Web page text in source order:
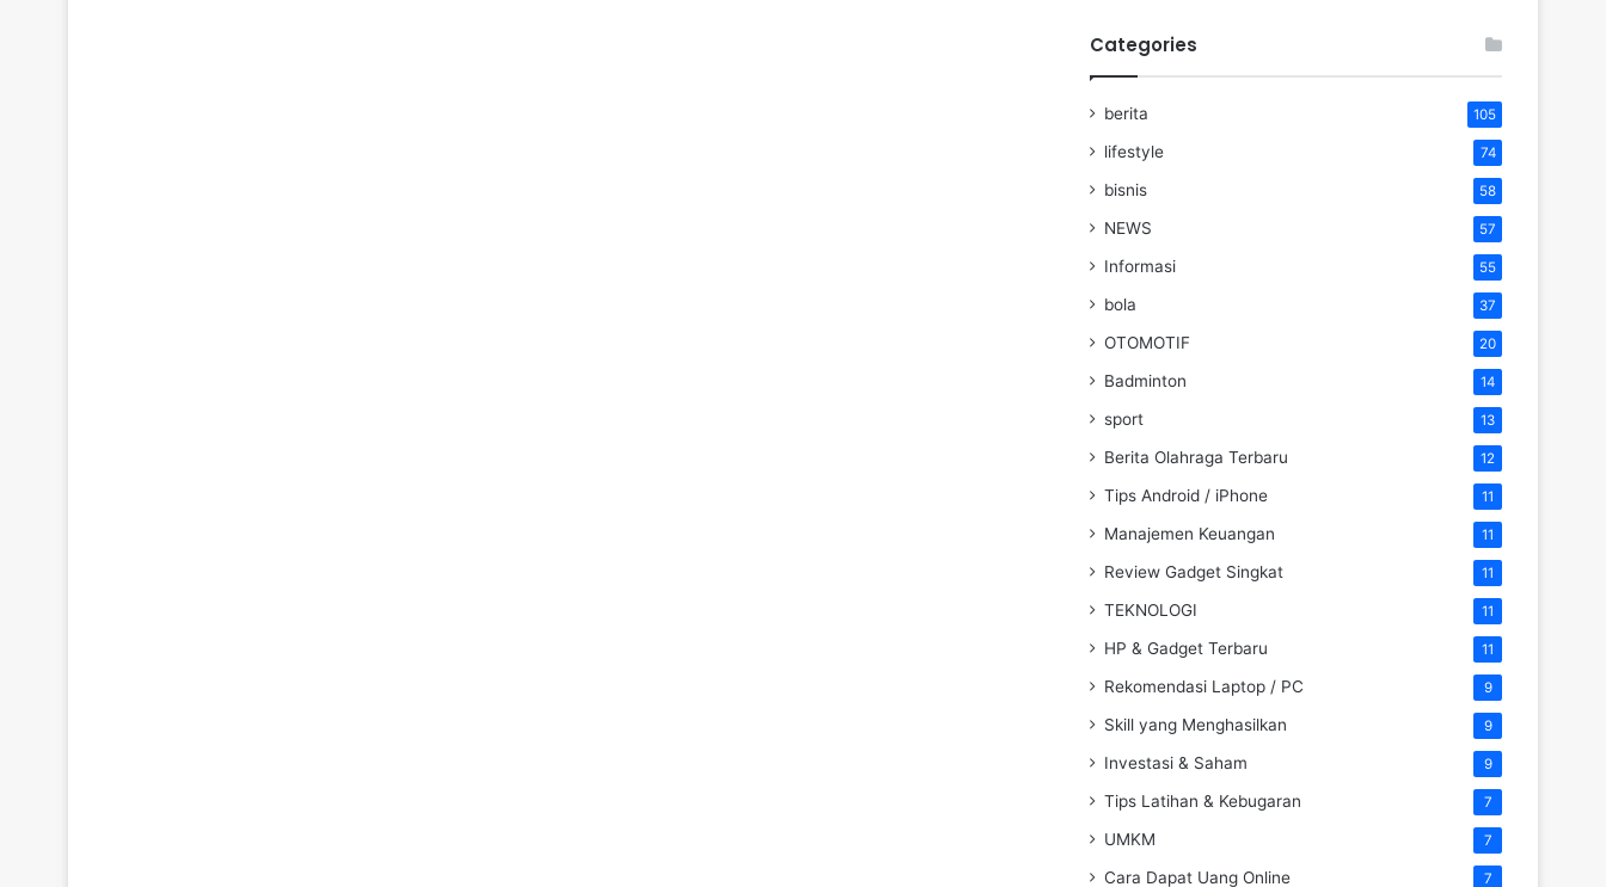
Categories
berita 105
lifestyle 74
bisnis 58
NEWS 57
Informasi 55
bola 37
OTOMOTIF 20
Badminton 14
sport 13
Berita Olahraga Terbaru 12
Tips Android / iPhone 11
Manajemen Keuangan 11
Review Gadget Singkat 11
TEKNOLOGI 11
HP & Gadget Terbaru 11
Rekomendasi Laptop / PC 9
Skill yang Menghasilkan 9
Investasi & Saham 9
Tips Latihan & Kebugaran 7
UMKM 7
Cara Dapat Uang Online 7